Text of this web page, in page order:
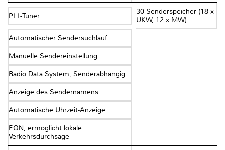
PLL-Tuner
30 Senderspeicher (18 x
UKW, 12 x MW)
Automatischer Sendersuchlauf
Manuelle Sendereinstellung
Radio Data System, Senderabhängig
Anzeige des Sendernamens
Automatische Uhrzeit-Anzeige
EON, ermöglicht lokale
Verkehrsdurchsage